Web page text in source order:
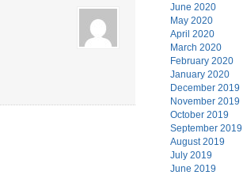
June 2020
May 2020
April 2020
March 2020
February 2020
January 2020
December 2019
November 2019
October 2019
September 2019
August 2019
July 2019
June 2019